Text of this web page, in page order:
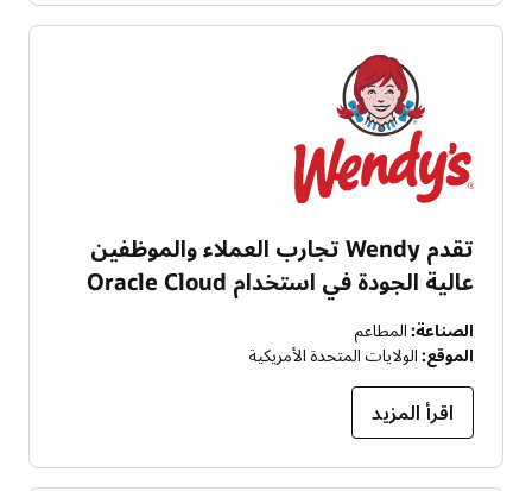
تقدم Wendy تجارب العملاء والموظفين
عالية الجودة في استخدام Oracle Cloud
الصناعة: المطاعم
الموقع: الولايات المتحدة الأمريكية
اقرأ المزيد